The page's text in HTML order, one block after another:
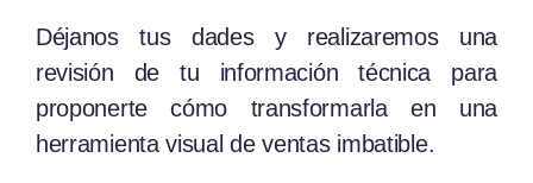
Déjanos tus dades y realizaremos una
revisión de tu información técnica para
proponerte cómo transformarla en una
herramienta visual de ventas imbatible.